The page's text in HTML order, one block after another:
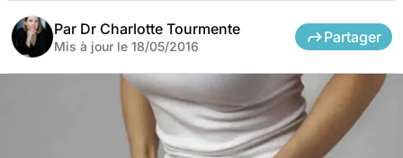
Par Dr Charlotte Tourmente
Mis à jour le 18/05/2016
Partager